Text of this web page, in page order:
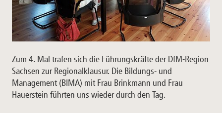
Zum 4. Mal trafen sich die Führungskräfte der DfM-Region
Sachsen zur Regionalklausur. Die Bildungs- und
Management (BIMA) mit Frau Brinkmann und Frau
Hauerstein führten uns wieder durch den Tag.